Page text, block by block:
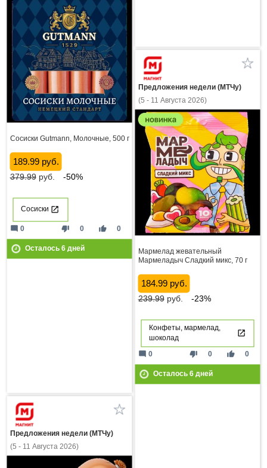
Сосиски Gutmann, Молочные, 500 г
189.99 руб.
379.99руб. -50%
Сосиски
thumb_down 0 thumb_up 0
mode_comment 0
Осталось 6дней
Предложения недели (МТЧу)
(5 - 11 Августа 2026)
Мармелад жевательный
Мармеладыч Сладкий микс, 70 г
184.99 руб.
239.99руб. -23%
Конфеты, мармелад,
шоколад
thumb_down 0 thumb_up 0
mode_comment 0
Осталось 6дней
Предложения недели (МТЧу)
(5 - 11 Августа 2026)